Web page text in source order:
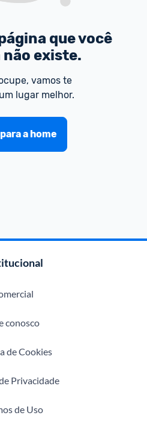
que você
existe.
vamos te
lugar melhor.
a home
conosco
de Cookies
Privacidade
de Uso